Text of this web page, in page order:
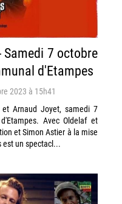
Samedi 7 octobre
d'Etampes
2023 à 15h41
et Arnaud Joyet, samedi 7
Avec Oldelaf et
et Simon Astier à la mise
est un spectacl...